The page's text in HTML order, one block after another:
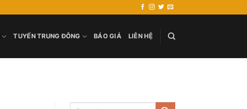
TUYẾN TRUNG ĐÔNG BÁO GIÁ LIÊN HỆ